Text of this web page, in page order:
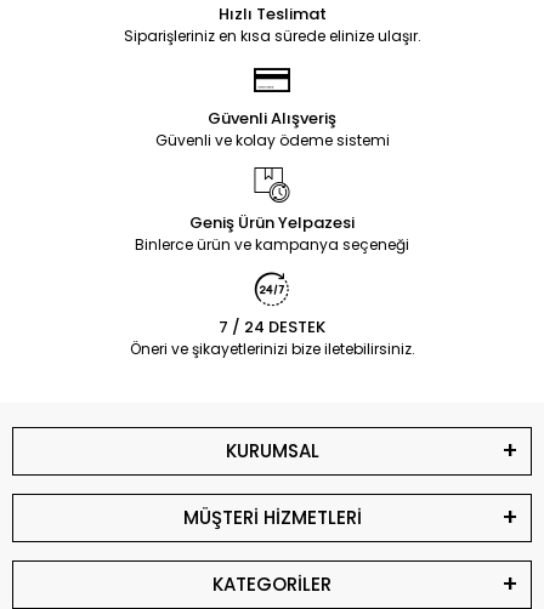
Hızlı Teslimat
Siparişleriniz en kısa sürede elinize ulaşır.
Güvenli Alışveriş
Güvenli ve kolay ödeme sistemi
Geniş Ürün Yelpazesi
Binlerce ürün ve kampanya seçeneği
7 / 24 DESTEK
Öneri ve şikayetlerinizi bize iletebilirsiniz.
KURUMSAL
MÜŞTERİ HİZMETLERİ
KATEGORİLER